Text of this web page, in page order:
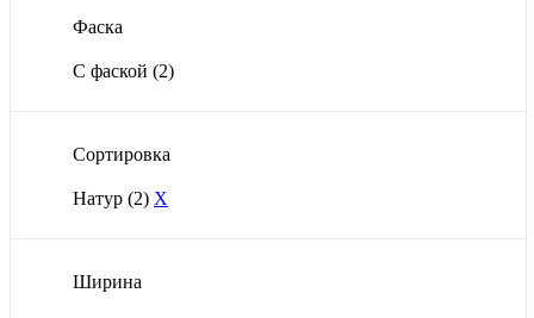
Фаска
С фаской (2)
Сортировка
Натур (2) X
Ширина